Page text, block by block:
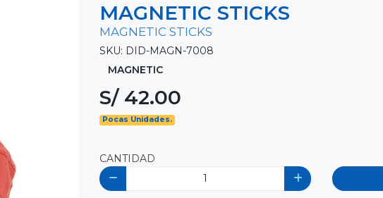
MAGNETIC STICKS
MAGNETIC STICKS
SKU: DID-MAGN-7008
MAGNETIC
S/ 42.00
Pocas Unidades.
CANTIDAD